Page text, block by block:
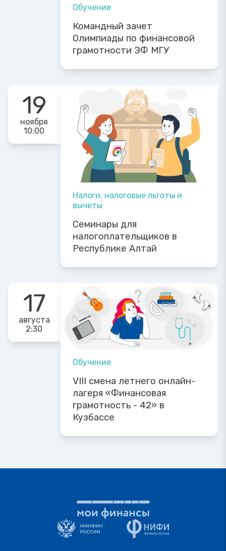
Обучение
Командный зачет
Олимпиады по финансовой
грамотности ЭФ МГУ
19
ноября
10:00
Налоги, налоговые льготы и
вычеты
Семинары для
налогоплательщиков в
Республике Алтай
17
августа
2:30
Обучение
VIII смена летнего онлайн-
лагеря «Финансовая
грамотность - 42» в
Кузбассе